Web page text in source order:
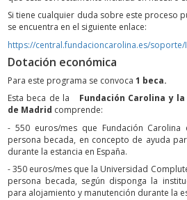
Si tiene cualquier duda sobre este proceso
se encuentra en el siguiente enlace:
https://central.fundacioncarolina.es/soporte/
Dotación económica
Para este programa se convoca 1 beca.
Esta beca de la Fundación Carolina y
de Madrid comprende:
- 550 euros/mes que Fundación
persona becada, en concepto de ayuda
durante la estancia en España.
- 350 euros/mes que la Universidad
persona becada, según disponga la
para alojamiento y manutención durante la